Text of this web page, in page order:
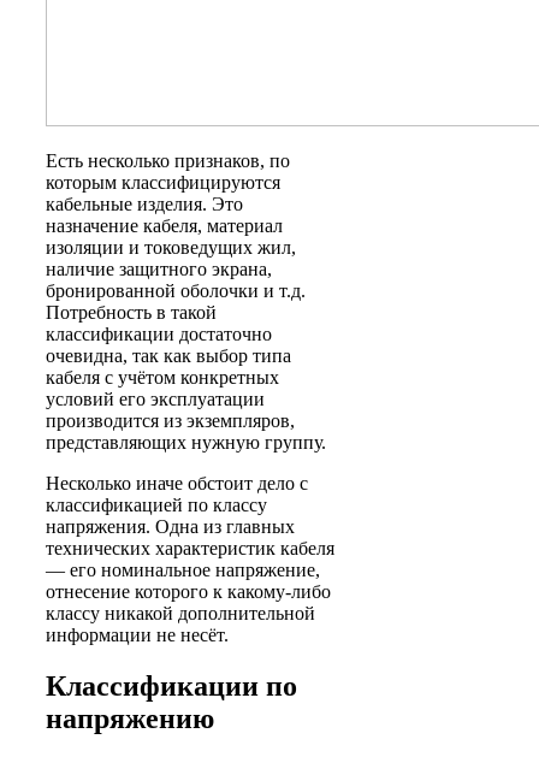
Есть несколько признаков, по
которым классифицируются
кабельные изделия. Это
назначение кабеля, материал
изоляции и токоведущих жил,
наличие защитного экрана,
бронированной оболочки и т.д.
Потребность в такой
классификации достаточно
очевидна, так как выбор типа
кабеля с учётом конкретных
условий его эксплуатации
производится из экземпляров,
представляющих нужную группу.
Несколько иначе обстоит дело с
классификацией по классу
напряжения. Одна из главных
технических характеристик кабеля
— его номинальное напряжение,
отнесение которого к какому-либо
классу никакой дополнительной
информации не несёт.
Классификации по
напряжению